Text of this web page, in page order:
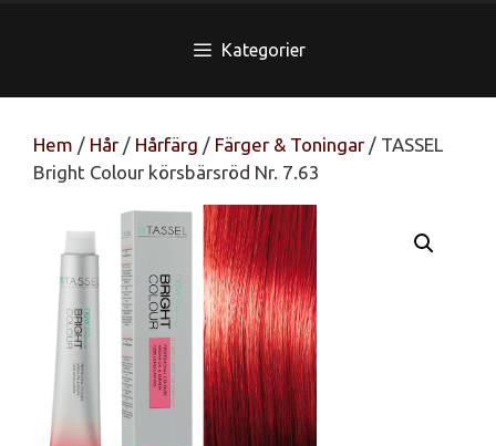
Kategorier
Hem / Hår / Hårfärg / Färger & Toningar / TASSEL
Bright Colour körsbärsröd Nr. 7.63